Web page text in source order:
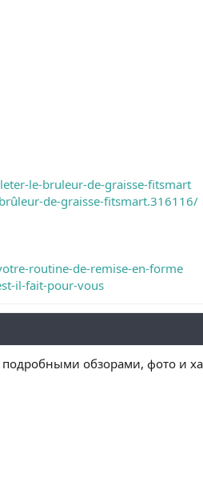
le-bruleur-de-graisse-fitsmart
de-graisse-fitsmart.316116/
routine-de-remise-en-forme
il-fait-pour-vous
подробными обзорами, фото и